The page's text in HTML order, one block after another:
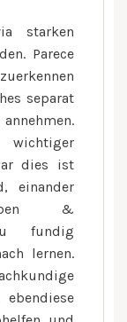
starken
Parece
separat
dies ist
einander
&
fundig
lernen.
ebendiese